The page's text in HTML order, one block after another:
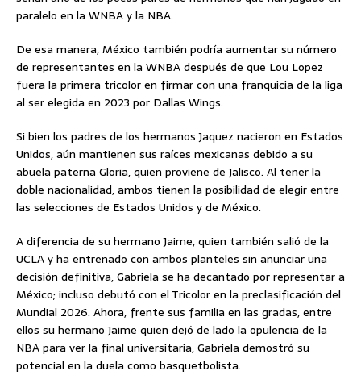
paralelo en la WNBA y la NBA.
De esa manera, México también podría aumentar su número
de representantes en la WNBA después de que Lou Lopez
fuera la primera tricolor en firmar con una franquicia de la liga
al ser elegida en 2023 por Dallas Wings.
Si bien los padres de los hermanos Jaquez nacieron en Estados
Unidos, aún mantienen sus raíces mexicanas debido a su
abuela paterna Gloria, quien proviene de Jalisco. Al tener la
doble nacionalidad, ambos tienen la posibilidad de elegir entre
las selecciones de Estados Unidos y de México.
A diferencia de su hermano Jaime, quien también salió de la
UCLA y ha entrenado con ambos planteles sin anunciar una
decisión definitiva, Gabriela se ha decantado por representar a
México; incluso debutó con el Tricolor en la preclasificación del
Mundial 2026. Ahora, frente sus familia en las gradas, entre
ellos su hermano Jaime quien dejó de lado la opulencia de la
NBA para ver la final universitaria, Gabriela demostró su
potencial en la duela como basquetbolista.